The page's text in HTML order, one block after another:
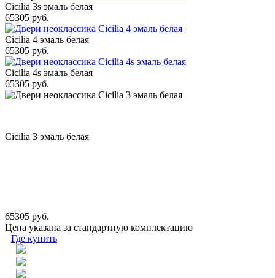
Cicilia 3s эмаль белая
65305 руб.
Cicilia 4 эмаль белая
65305 руб.
Cicilia 4s эмаль белая
65305 руб.
Cicilia 3 эмаль белая
65305 руб.
Цена указана за стандартную комплектацию
Где купить